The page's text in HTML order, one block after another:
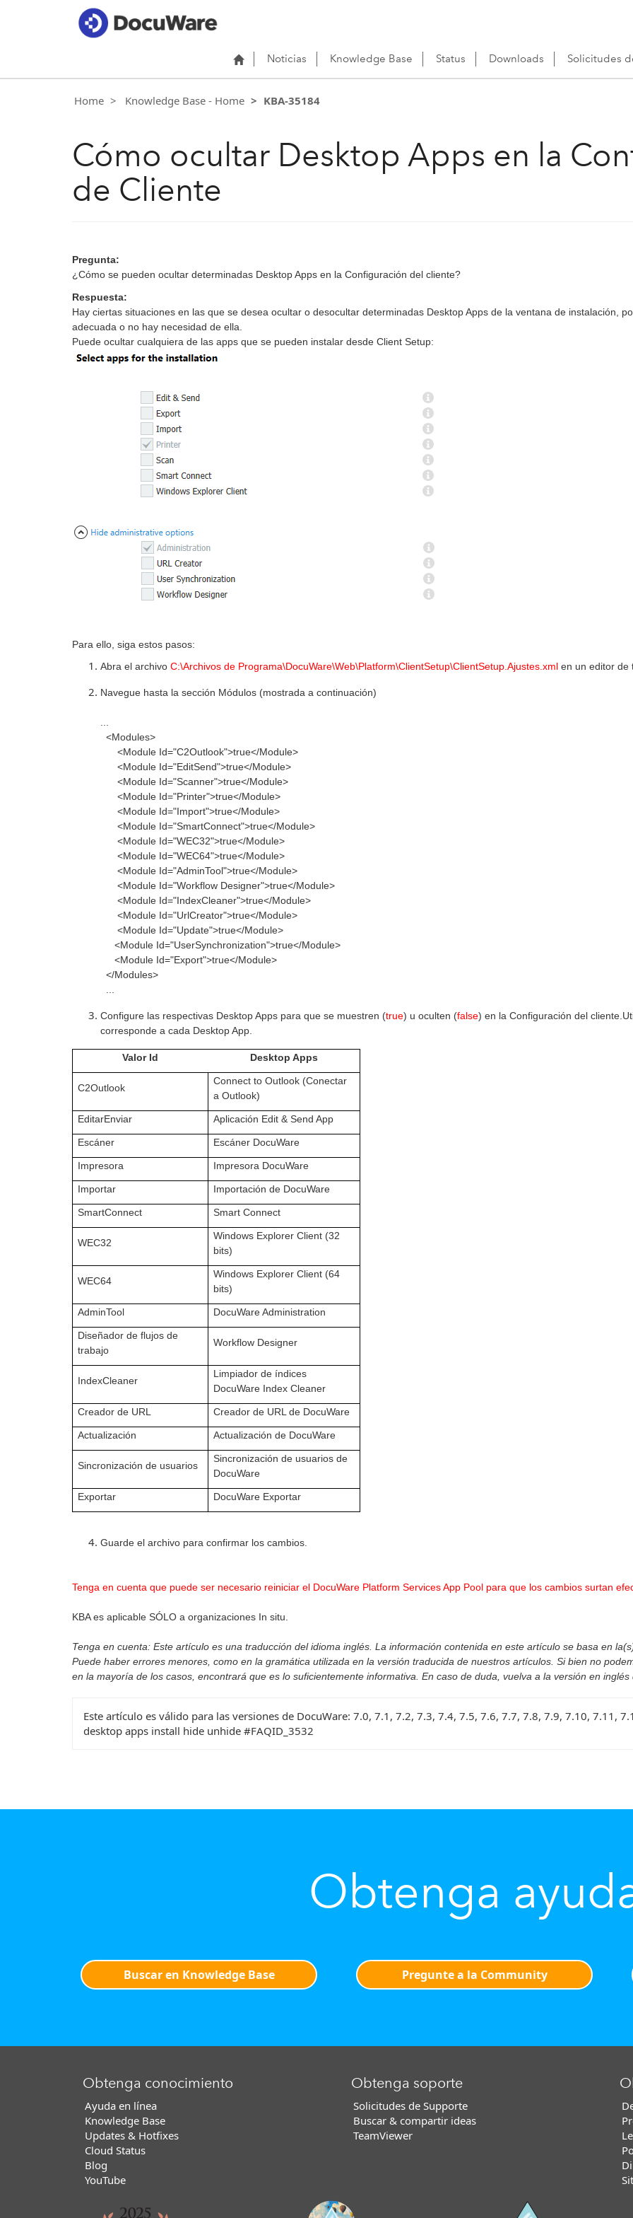
Noticias Knowledge Base Status Downloads Solicitudes
Home Knowledge Base - Home KBA-35184
Cómo ocultar Desktop Apps en la
de Cliente
Pregunta:
¿Cómo se pueden ocultar determinadas Desktop Apps en la Configuración del cliente?
Respuesta:
Hay ciertas situaciones en las que se desea ocultar o desocultar determinadas Desktop Apps de la ventana de instalación,
adecuada o no hay necesidad de ella.
Puede ocultar cualquiera de las apps que se pueden instalar desde Client Setup:
Para ello, siga estos pasos:
Abra el archivo C:\Archivos de Programa\DocuWare\Web\Platform\ClientSetup\ClientSetup.Ajustes.xml en un editor de
Navegue hasta la sección Módulos (mostrada a continuación)
<Modules>
<Module Id="C2Outlook">true</Module>
<Module Id="EditSend">true</Module>
<Module Id="Scanner">true</Module>
<Module Id="Printer">true</Module>
<Module Id="Import">true</Module>
<Module Id="SmartConnect">true</Module>
<Module Id="WEC32">true</Module>
<Module Id="WEC64">true</Module>
<Module Id="AdminTool">true</Module>
<Module Id="Workflow Designer">true</Module>
<Module Id="IndexCleaner">true</Module>
<Module Id="UrlCreator">true</Module>
<Module Id="Update">true</Module>
<Module Id="UserSynchronization">true</Module>
<Module Id="Export">true</Module>
</Modules>
Configure las respectivas Desktop Apps para que se muestren (true) u oculten (false) en la Configuración del cliente.
corresponde a cada Desktop App.
Valor Id Desktop Apps
C2Outlook
Connect to Outlook (Conectar
a Outlook)
EditarEnviar Aplicación Edit & Send App
Escáner Escáner DocuWare
Impresora Impresora DocuWare
Importar Importación de DocuWare
SmartConnect Smart Connect
WEC32
Windows Explorer Client (32
bits)
WEC64
Windows Explorer Client (64
bits)
AdminTool DocuWare Administration
Diseñador de flujos de
trabajo
Workflow Designer
IndexCleaner
Limpiador de índices
DocuWare Index Cleaner
Creador de URL Creador de URL de DocuWare
Actualización Actualización de DocuWare
Sincronización de usuarios
Sincronización de usuarios de
DocuWare
Exportar DocuWare Exportar
Guarde el archivo para confirmar los cambios.
Tenga en cuenta que puede ser necesario reiniciar el DocuWare Platform Services App Pool para que los cambios surtan
KBA es aplicable SÓLO a organizaciones In situ.
Tenga en cuenta: Este artículo es una traducción del idioma inglés. La información contenida en este artículo se basa en
Puede haber errores menores, como en la gramática utilizada en la versión traducida de nuestros artículos. Si bien no
en la mayoría de los casos, encontrará que es lo suficientemente informativa. En caso de duda, vuelva a la versión en inglés
Este artículo es válido para las versiones de DocuWare: 7.0, 7.1, 7.2, 7.3, 7.4, 7.5, 7.6, 7.7, 7.8, 7.9, 7.10, 7.11,
desktop apps install hide unhide #FAQID_3532
Obtenga
Buscar en Knowledge Base Pregunte a la Community
Obtenga conocimiento
Ayuda en línea
Knowledge Base
Updates & Hotfixes
Cloud Status
Blog
YouTube
Obtenga soporte
Solicitudes de Supporte
Buscar & compartir ideas
TeamViewer